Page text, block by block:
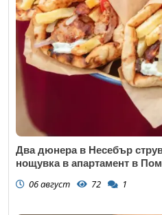
Два дюнера в Несебър
нощувка в апартамент в
06 август 72 1